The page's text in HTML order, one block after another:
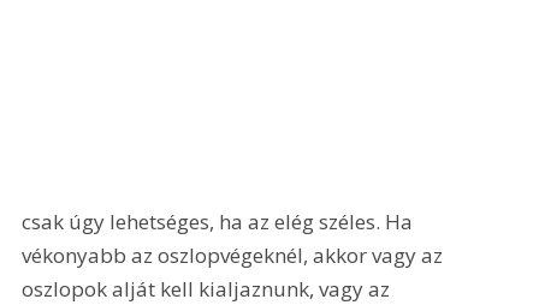
csak úgy lehetséges, ha az elég széles. Ha
vékonyabb az oszlopvégeknél, akkor vagy az
oszlopok alját kell kialjaznunk, vagy az